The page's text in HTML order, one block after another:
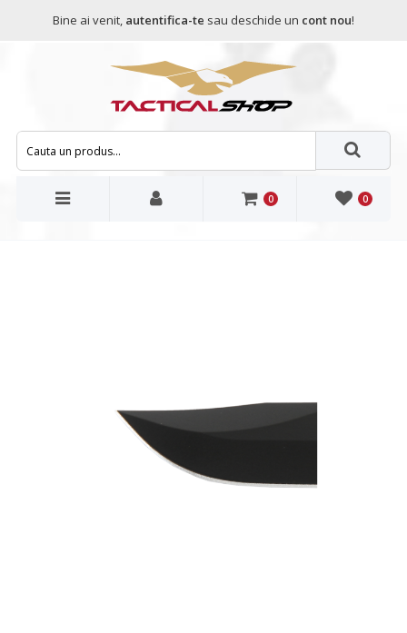
Bine ai venit, autentifica-te sau deschide un cont nou!
0 0